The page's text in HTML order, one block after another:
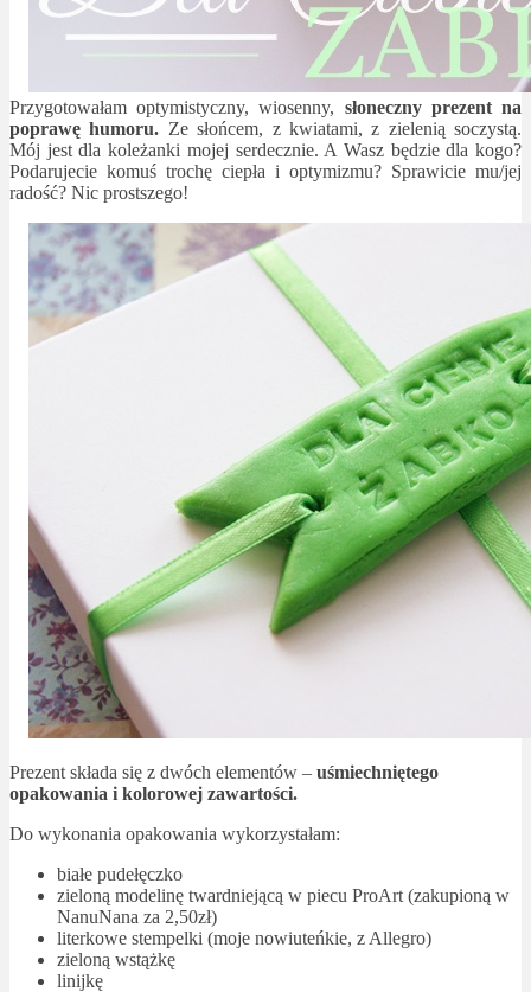
Przygotowałam optymistyczny, wiosenny, słoneczny prezent na
poprawę humoru. Ze słońcem, z kwiatami, z zielenią soczystą.
Mój jest dla koleżanki mojej serdecznie. A Wasz będzie dla kogo?
Podarujecie komuś trochę ciepła i optymizmu? Sprawicie mu/jej
radość? Nic prostszego!
Prezent składa się z dwóch elementów – uśmiechniętego
opakowania i kolorowej zawartości.
Do wykonania opakowania wykorzystałam:
białe pudełęczko
zieloną modelinę twardniejącą w piecu ProArt (zakupioną w
NanuNana za 2,50zł)
literkowe stempelki (moje nowiuteńkie, z Allegro)
zieloną wstążkę
linijkę